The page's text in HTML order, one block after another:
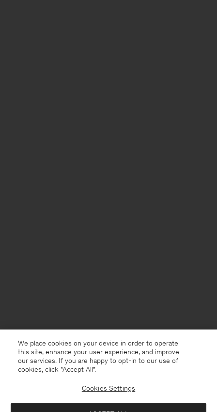
Netherlands Nederlands
We place cookies on your device in order to operate
this site, enhance your user experience, and improve
our services. If you are happy to opt-in to our use of
cookies, click "Accept All”.
Cookies Settings